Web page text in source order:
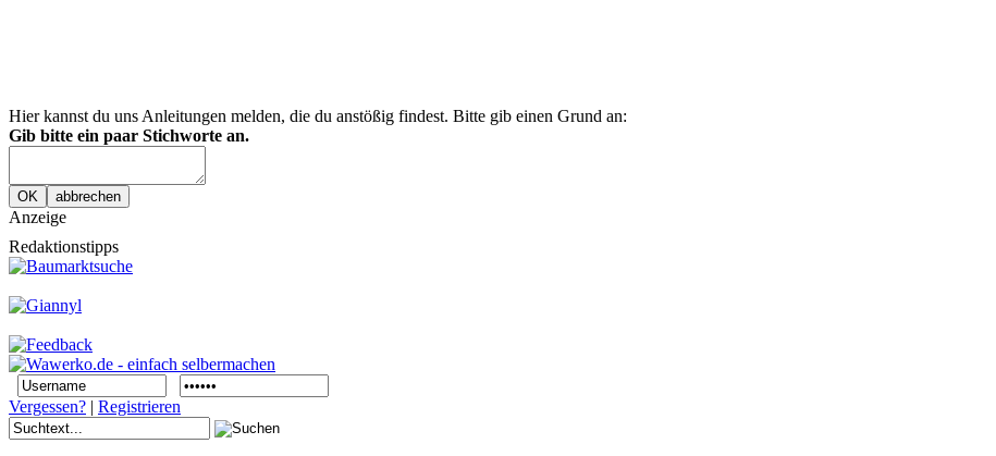
Hier kannst du uns Anleitungen melden, die du anstößig findest. Bitte gib einen Grund an:
Gib bitte ein paar Stichworte an.
Anzeige
Redaktionstipps
Vergessen? | Registrieren